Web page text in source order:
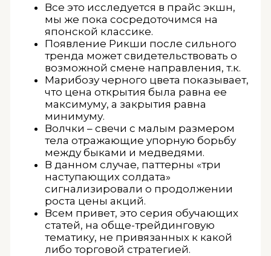
Все это исследуется в прайс экшн,
мы же пока сосредоточимся на
японской классике.
Появление Рикши после сильного
тренда может свидетельствовать о
возможной смене направления, т.к.
Марибозу черного цвета показывает,
что цена открытия была равна ее
максимуму, а закрытия равна
минимуму.
Волчки – свечи с малым размером
тела отражающие упорную борьбу
между быками и медведями.
В данном случае, паттерны «три
наступающих солдата»
сигнализировали о продолжении
роста цены акций.
Всем привет, это серия обучающих
статей, на обще-трейдинговую
тематику, не привязанных к какой
либо торговой стратегией.